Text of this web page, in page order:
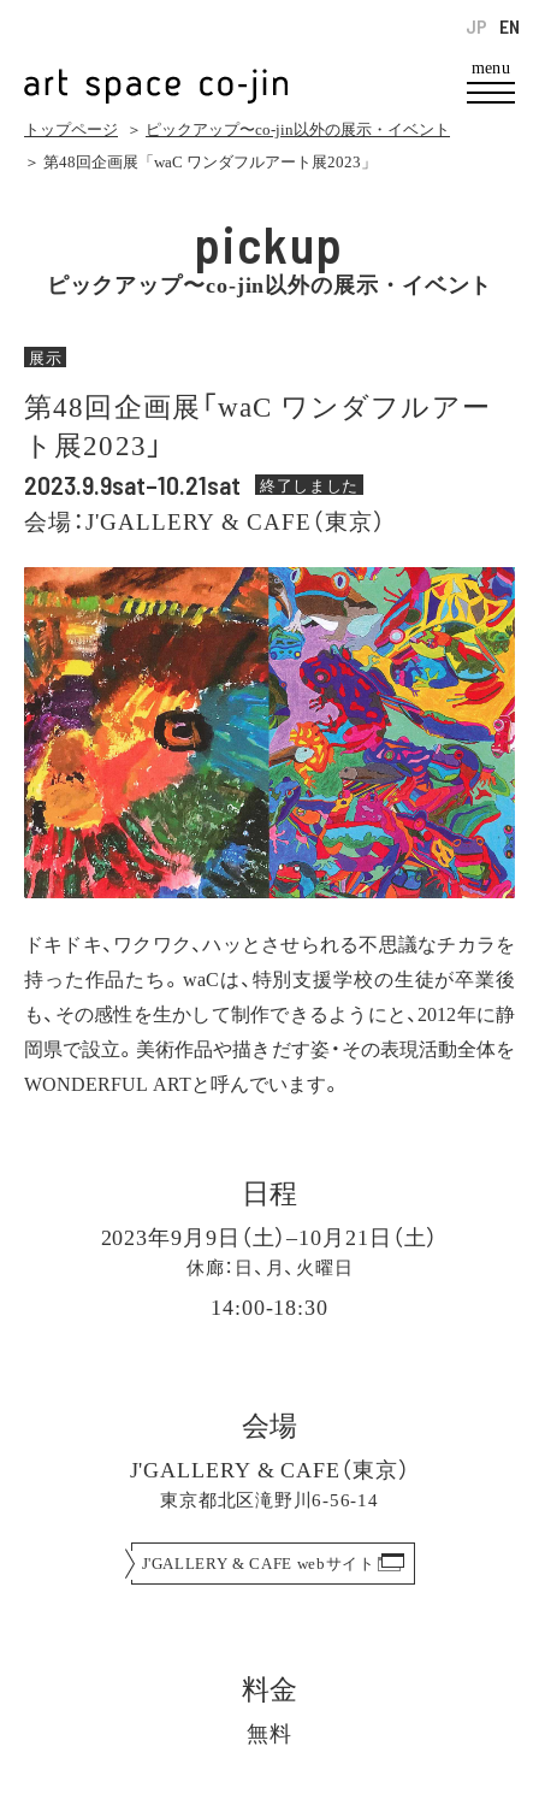
menu
EN
JP
トップページ ＞ ピックアップ〜co-jin以外の展示・イベント
＞ 第48回企画展「waC ワンダフルアート展2023」
pickup
ピックアップ〜co-jin以外の展示・イベント
展示
第48回企画展「waC ワンダフルアー
ト展2023」
2023.9.9sat–10.21sat 終了しました
会場：J'GALLERY & CAFE（東京）
ドキドキ、ワクワク、ハッとさせられる不思議なチカラを
持った作品たち。waCは、特別支援学校の生徒が卒業後
も、その感性を生かして制作できるようにと、2012年に静
岡県で設立。美術作品や描きだす姿・その表現活動全体を
WONDERFUL ARTと呼んでいます。
日程
2023年9月9日（土）–10月21日（土）
休廊：日、月、火曜日
14:00-18:30
会場
J'GALLERY & CAFE（東京）
東京都北区滝野川6-56-14
J'GALLERY & CAFE webサイト
料金
無料